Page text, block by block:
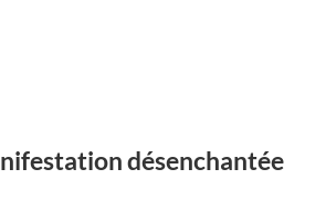
désenchantée